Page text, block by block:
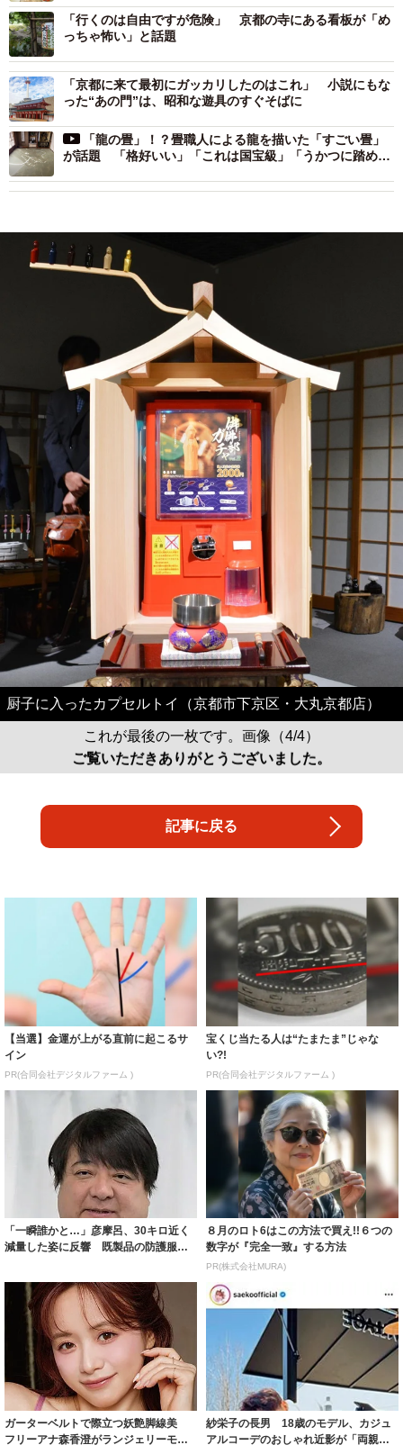
「行くのは自由ですが危険」 京都の寺にある看板が「め
っちゃ怖い」と話題
「京都に来て最初にガッカリしたのはこれ」 小説にもな
った“あの門”は、昭和な遊具のすぐそばに
「龍の畳」！？畳職人による龍を描いた「すごい畳」
が話題 「格好いい」「これは国宝級」「うかつに踏めな
厨子に入ったカプセルトイ（京都市下京区・大丸京都店）
これが最後の一枚です。画像（4/4）
ご覧いただきありがとうございました。
記事に戻る
【当選】金運が上がる直前に起こるサ
イン
PR(合同会社デジタルファーム )
宝くじ当たる人は“たまたま”じゃな
い?!
PR(合同会社デジタルファーム )
「一瞬誰かと…」彦摩呂、30キロ近く
減量した姿に反響 既製品の防護服が
８月のロト6はこの方法で買え!!６つの
数字が『完全一致』する方法
PR(株式会社MURA)
ガーターベルトで際立つ妖艶脚線美
フリーアナ森香澄がランジェリーモデ
紗栄子の長男 18歳のモデル、カジュ
アルコーデのおしゃれ近影が「両親の